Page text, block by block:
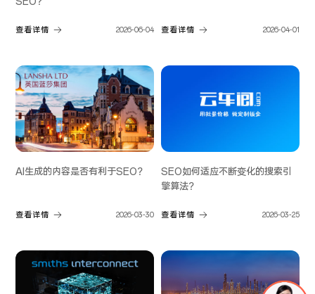
查看详情 2026-06-04 查看详情 2026-04-01
AI生成的内容是否有利于SEO？
查看详情 2026-03-30
SEO如何适应不断变化的搜索引
擎算法？
查看详情 2026-03-25